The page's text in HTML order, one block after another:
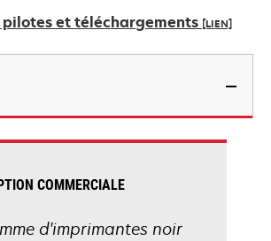
et téléchargements [LIEN]
COMMERCIALE
d'imprimantes noir